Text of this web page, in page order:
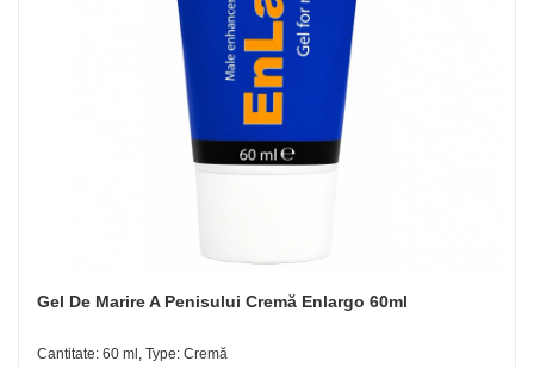
Gel De Marire A Penisului Cremă Enlargo 60ml
Cantitate: 60 ml, Type: Cremă